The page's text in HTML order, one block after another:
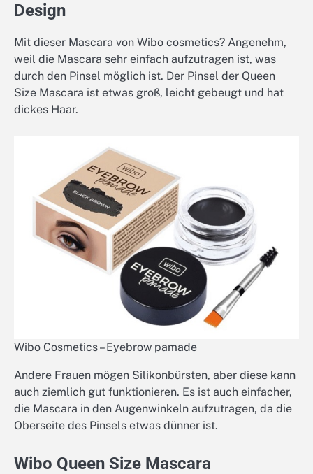
Design
Mit dieser Mascara von Wibo cosmetics? Angenehm,
weil die Mascara sehr einfach aufzutragen ist, was
durch den Pinsel möglich ist. Der Pinsel der Queen
Size Mascara ist etwas groß, leicht gebeugt und hat
dickes Haar.
Wibo Cosmetics – Eyebrow pamade
Andere Frauen mögen Silikonbürsten, aber diese kann
auch ziemlich gut funktionieren. Es ist auch einfacher,
die Mascara in den Augenwinkeln aufzutragen, da die
Oberseite des Pinsels etwas dünner ist.
Wibo Queen Size Mascara